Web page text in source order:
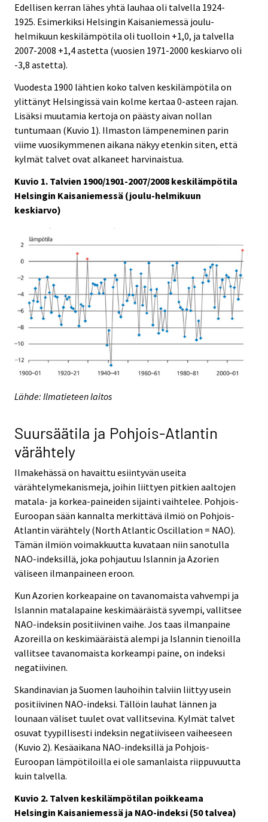
Edellisen kerran lähes yhtä lauhaa oli talvella 1924-
1925. Esimerkiksi Helsingin Kaisaniemessä joulu-
helmikuun keskilämpötila oli tuolloin +1,0, ja talvella
2007-2008 +1,4 astetta (vuosien 1971-2000 keskiarvo oli
-3,8 astetta).
Vuodesta 1900 lähtien koko talven keskilämpötila on
ylittänyt Helsingissä vain kolme kertaa 0-asteen rajan.
Lisäksi muutamia kertoja on päästy aivan nollan
tuntumaan (Kuvio 1). Ilmaston lämpeneminen parin
viime vuosikymmenen aikana näkyy etenkin siten, että
kylmät talvet ovat alkaneet harvinaistua.
Kuvio 1. Talvien 1900/1901-2007/2008 keskilämpötila
Helsingin Kaisaniemessä (joulu-helmikuun
keskiarvo)
Lähde: Ilmatieteen laitos
Suursäätila ja Pohjois-Atlantin
värähtely
Ilmakehässä on havaittu esiintyvän useita
värähtelymekanismeja, joihin liittyen pitkien aaltojen
matala- ja korkea-paineiden sijainti vaihtelee. Pohjois-
Euroopan sään kannalta merkittävä ilmiö on Pohjois-
Atlantin värähtely (North Atlantic Oscillation = NAO).
Tämän ilmiön voimakkuutta kuvataan niin sanotulla
NAO-indeksillä, joka pohjautuu Islannin ja Azorien
väliseen ilmanpaineen eroon.
Kun Azorien korkeapaine on tavanomaista vahvempi ja
Islannin matalapaine keskimääräistä syvempi, vallitsee
NAO-indeksin positiivinen vaihe. Jos taas ilmanpaine
Azoreilla on keskimääräistä alempi ja Islannin tienoilla
vallitsee tavanomaista korkeampi paine, on indeksi
negatiivinen.
Skandinavian ja Suomen lauhoihin talviin liittyy usein
positiivinen NAO-indeksi. Tällöin lauhat lännen ja
lounaan väliset tuulet ovat vallitsevina. Kylmät talvet
osuvat tyypillisesti indeksin negatiiviseen vaiheeseen
(Kuvio 2). Kesäaikana NAO-indeksillä ja Pohjois-
Euroopan lämpötiloilla ei ole samanlaista riippuvuutta
kuin talvella.
Kuvio 2. Talven keskilämpötilan poikkeama
Helsingin Kaisaniemessä ja NAO-indeksi (50 talvea)